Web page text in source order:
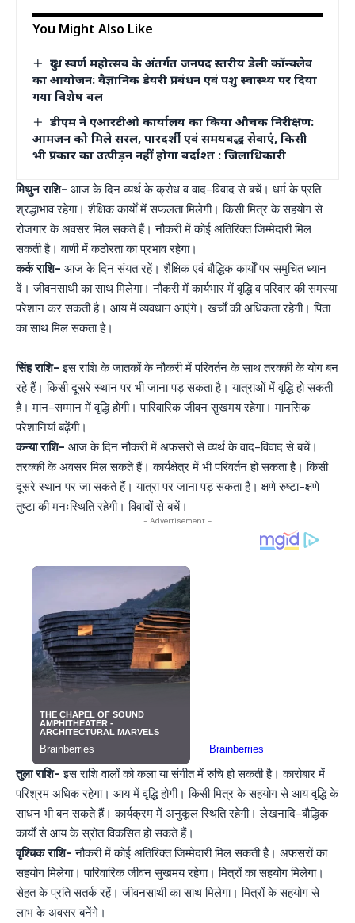
You Might Also Like
दुग्ध स्वर्ण महोत्सव के अंतर्गत जनपद स्तरीय डेली कॉन्क्लेव
का आयोजन: वैज्ञानिक डेयरी प्रबंधन एवं पशु स्वास्थ्य पर दिया
गया विशेष बल
डीएम ने एआरटीओ कार्यालय का किया औचक निरीक्षण:
आमजन को मिले सरल, पारदर्शी एवं समयबद्ध सेवाएं, किसी
भी प्रकार का उत्पीड़न नहीं होगा बर्दाश्त : जिलाधिकारी
मिथुन राशि- आज के दिन व्यर्थ के क्रोध व वाद-विवाद से बचें। धर्म के प्रति
श्रद्धाभाव रहेगा। शैक्षिक कार्यों में सफलता मिलेगी। किसी मित्र के सहयोग से
रोजगार के अवसर मिल सकते हैं। नौकरी में कोई अतिरिक्त जिम्मेदारी मिल
सकती है। वाणी में कठोरता का प्रभाव रहेगा।
कर्क राशि- आज के दिन संयत रहें। शैक्षिक एवं बौद्धिक कार्यों पर समुचित ध्यान
दें। जीवनसाथी का साथ मिलेगा। नौकरी में कार्यभार में वृद्धि व परिवार की समस्या
परेशान कर सकती है। आय में व्यवधान आएंगे। खर्चों की अधिकता रहेगी। पिता
का साथ मिल सकता है।
सिंह राशि- इस राशि के जातकों के नौकरी में परिवर्तन के साथ तरक्की के योग बन
रहे हैं। किसी दूसरे स्थान पर भी जाना पड़ सकता है। यात्राओं में वृद्धि हो सकती
है। मान-सम्मान में वृद्धि होगी। पारिवारिक जीवन सुखमय रहेगा। मानसिक
परेशानियां बढ़ेंगी।
कन्या राशि- आज के दिन नौकरी में अफसरों से व्यर्थ के वाद-विवाद से बचें।
तरक्की के अवसर मिल सकते हैं। कार्यक्षेत्र में भी परिवर्तन हो सकता है। किसी
दूसरे स्थान पर जा सकते हैं। यात्रा पर जाना पड़ सकता है। क्षणे रुष्टा-क्षणे
तुष्टा की मनःस्थिति रहेगी। व‍िवादों से बचें।
- Advertisement -
तुला राशि- इस राशि वालों को कला या संगीत में रुचि‍ हो सकती है। कारोबार में
परिश्रम अधिक रहेगा। आय में वृद्धि होगी। किसी मित्र के सहयोग से आय वृद्धि के
साधन भी बन सकते हैं। कार्यक्रम में अनुकूल स्थिति रहेगी। लेखनादि-बौद्धिक
कार्यों से आय के स्रोत विकसित हो सकते हैं।
वृश्चिक राशि- नौकरी में कोई अतिरिक्त जिम्मेदारी मिल सकती है। अफसरों का
सहयोग मिलेगा। पारिवारिक जीवन सुखमय रहेगा। मित्रों का सहयोग मिलेगा।
सेहत के प्रति सतर्क रहें। जीवनसाथी का साथ मिलेगा। म‍ित्रों के सहयोग से
लाभ के अवसर बनेंगे।